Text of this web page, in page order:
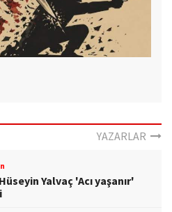
YAZARLAR
Yalvaç 'Acı yaşanır'